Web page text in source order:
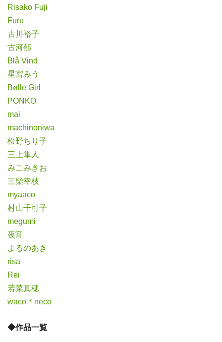
Risako Fuji
Furu
古川裕子
古河郁
Blå Vind
星宮みう
Bølle Girl
PONKO
mai
machinoniwa
松野ちり子
三上隼人
みこみきお
三柴幸枝
myaaco
村山千可子
megumi
夜宵
よるのあき
risa
Rei
若菜真穂
waco＊neco
◆作品一覧